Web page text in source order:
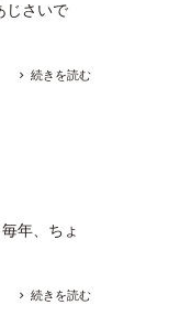
じさいで
続きを読む
年、ちょ
続きを読む